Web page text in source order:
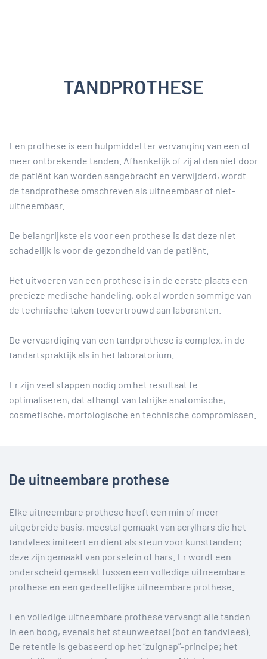
TANDPROTHESE
Een prothese is een hulpmiddel ter vervanging van een of
meer ontbrekende tanden. Afhankelijk of zij al dan niet door
de patiënt kan worden aangebracht en verwijderd, wordt
de tandprothese omschreven als uitneembaar of niet-
uitneembaar.
De belangrijkste eis voor een prothese is dat deze niet
schadelijk is voor de gezondheid van de patiënt.
Het uitvoeren van een prothese is in de eerste plaats een
precieze medische handeling, ook al worden sommige van
de technische taken toevertrouwd aan laboranten.
De vervaardiging van een tandprothese is complex, in de
tandartspraktijk als in het laboratorium.
Er zijn veel stappen nodig om het resultaat te
optimaliseren, dat afhangt van talrijke anatomische,
cosmetische, morfologische en technische compromissen.
De uitneembare prothese
Elke uitneembare prothese heeft een min of meer
uitgebreide basis, meestal gemaakt van acrylhars die het
tandvlees imiteert en dient als steun voor kunsttanden;
deze zijn gemaakt van porselein of hars. Er wordt een
onderscheid gemaakt tussen een volledige uitneembare
prothese en een gedeeltelijke uitneembare prothese.
Een volledige uitneembare prothese vervangt alle tanden
in een boog, evenals het steunweefsel (bot en tandvlees).
De retentie is gebaseerd op het “zuignap”-principe; het